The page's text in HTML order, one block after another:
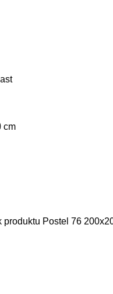
cm
Postel 76